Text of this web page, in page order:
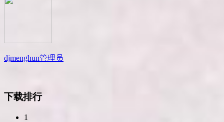
djmenghun管理员
下载排行
1